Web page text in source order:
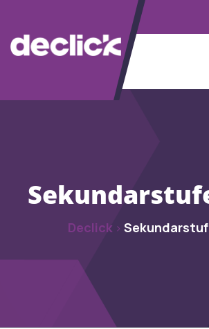
Declick>